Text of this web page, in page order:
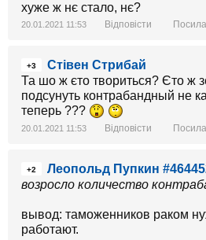
хуже ж нє стало, нє?
20.01.2021 11:53 Відповісти
+3
Стівен Стрибай
Та шо ж єто твориться? Єто ж
подсунуть контрабандный не
теперь ???
20.01.2021 11:53 Відповісти
+2
Леопольд Пупкин
возросло количество
вывод: таможенников раком
работают.